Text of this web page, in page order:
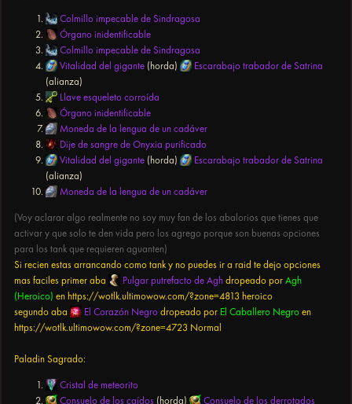
Colmillo impecable de Sindragosa
Órgano inidentificable
Colmillo impecable de Sindragosa
Vitalidad del gigante (horda)
Escarabajo trabador de Satrina
(alianza)
Llave esqueleto corroída
Órgano inidentificable
Moneda de la lengua de un cadáver
Dije de sangre de Onyxia purificado
Vitalidad del gigante (horda)
Escarabajo trabador de Satrina
(alianza)
Moneda de la lengua de un cadáver
(Voy aclarar algo realmente no soy muy fan de los abalorios que tienes que
activar y que solo te den vida pero los agrego porque son buenas opciones
para los tank que requieren aguanten)
Si recien estas arrancando como tank y no puedes ir a raid te dejo opciones
mas faciles primer aba
Pulgar putrefacto de Agh dropeado por Agh
(Heroico) en https://wotlk.ultimowow.com/?zone=4813 heroico
segundo aba
El Corazón Negro dropeado por El Caballero Negro en
https://wotlk.ultimowow.com/?zone=4723 Normal
Paladin Sagrado:
Cristal de meteorito
Consuelo de los caídos (horda)
Consuelo de los derrotados